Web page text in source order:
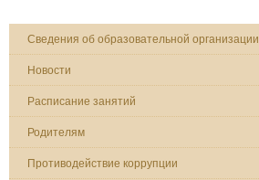
Сведения об образовательной организации
Новости
Расписание занятий
Родителям
Противодействие коррупции